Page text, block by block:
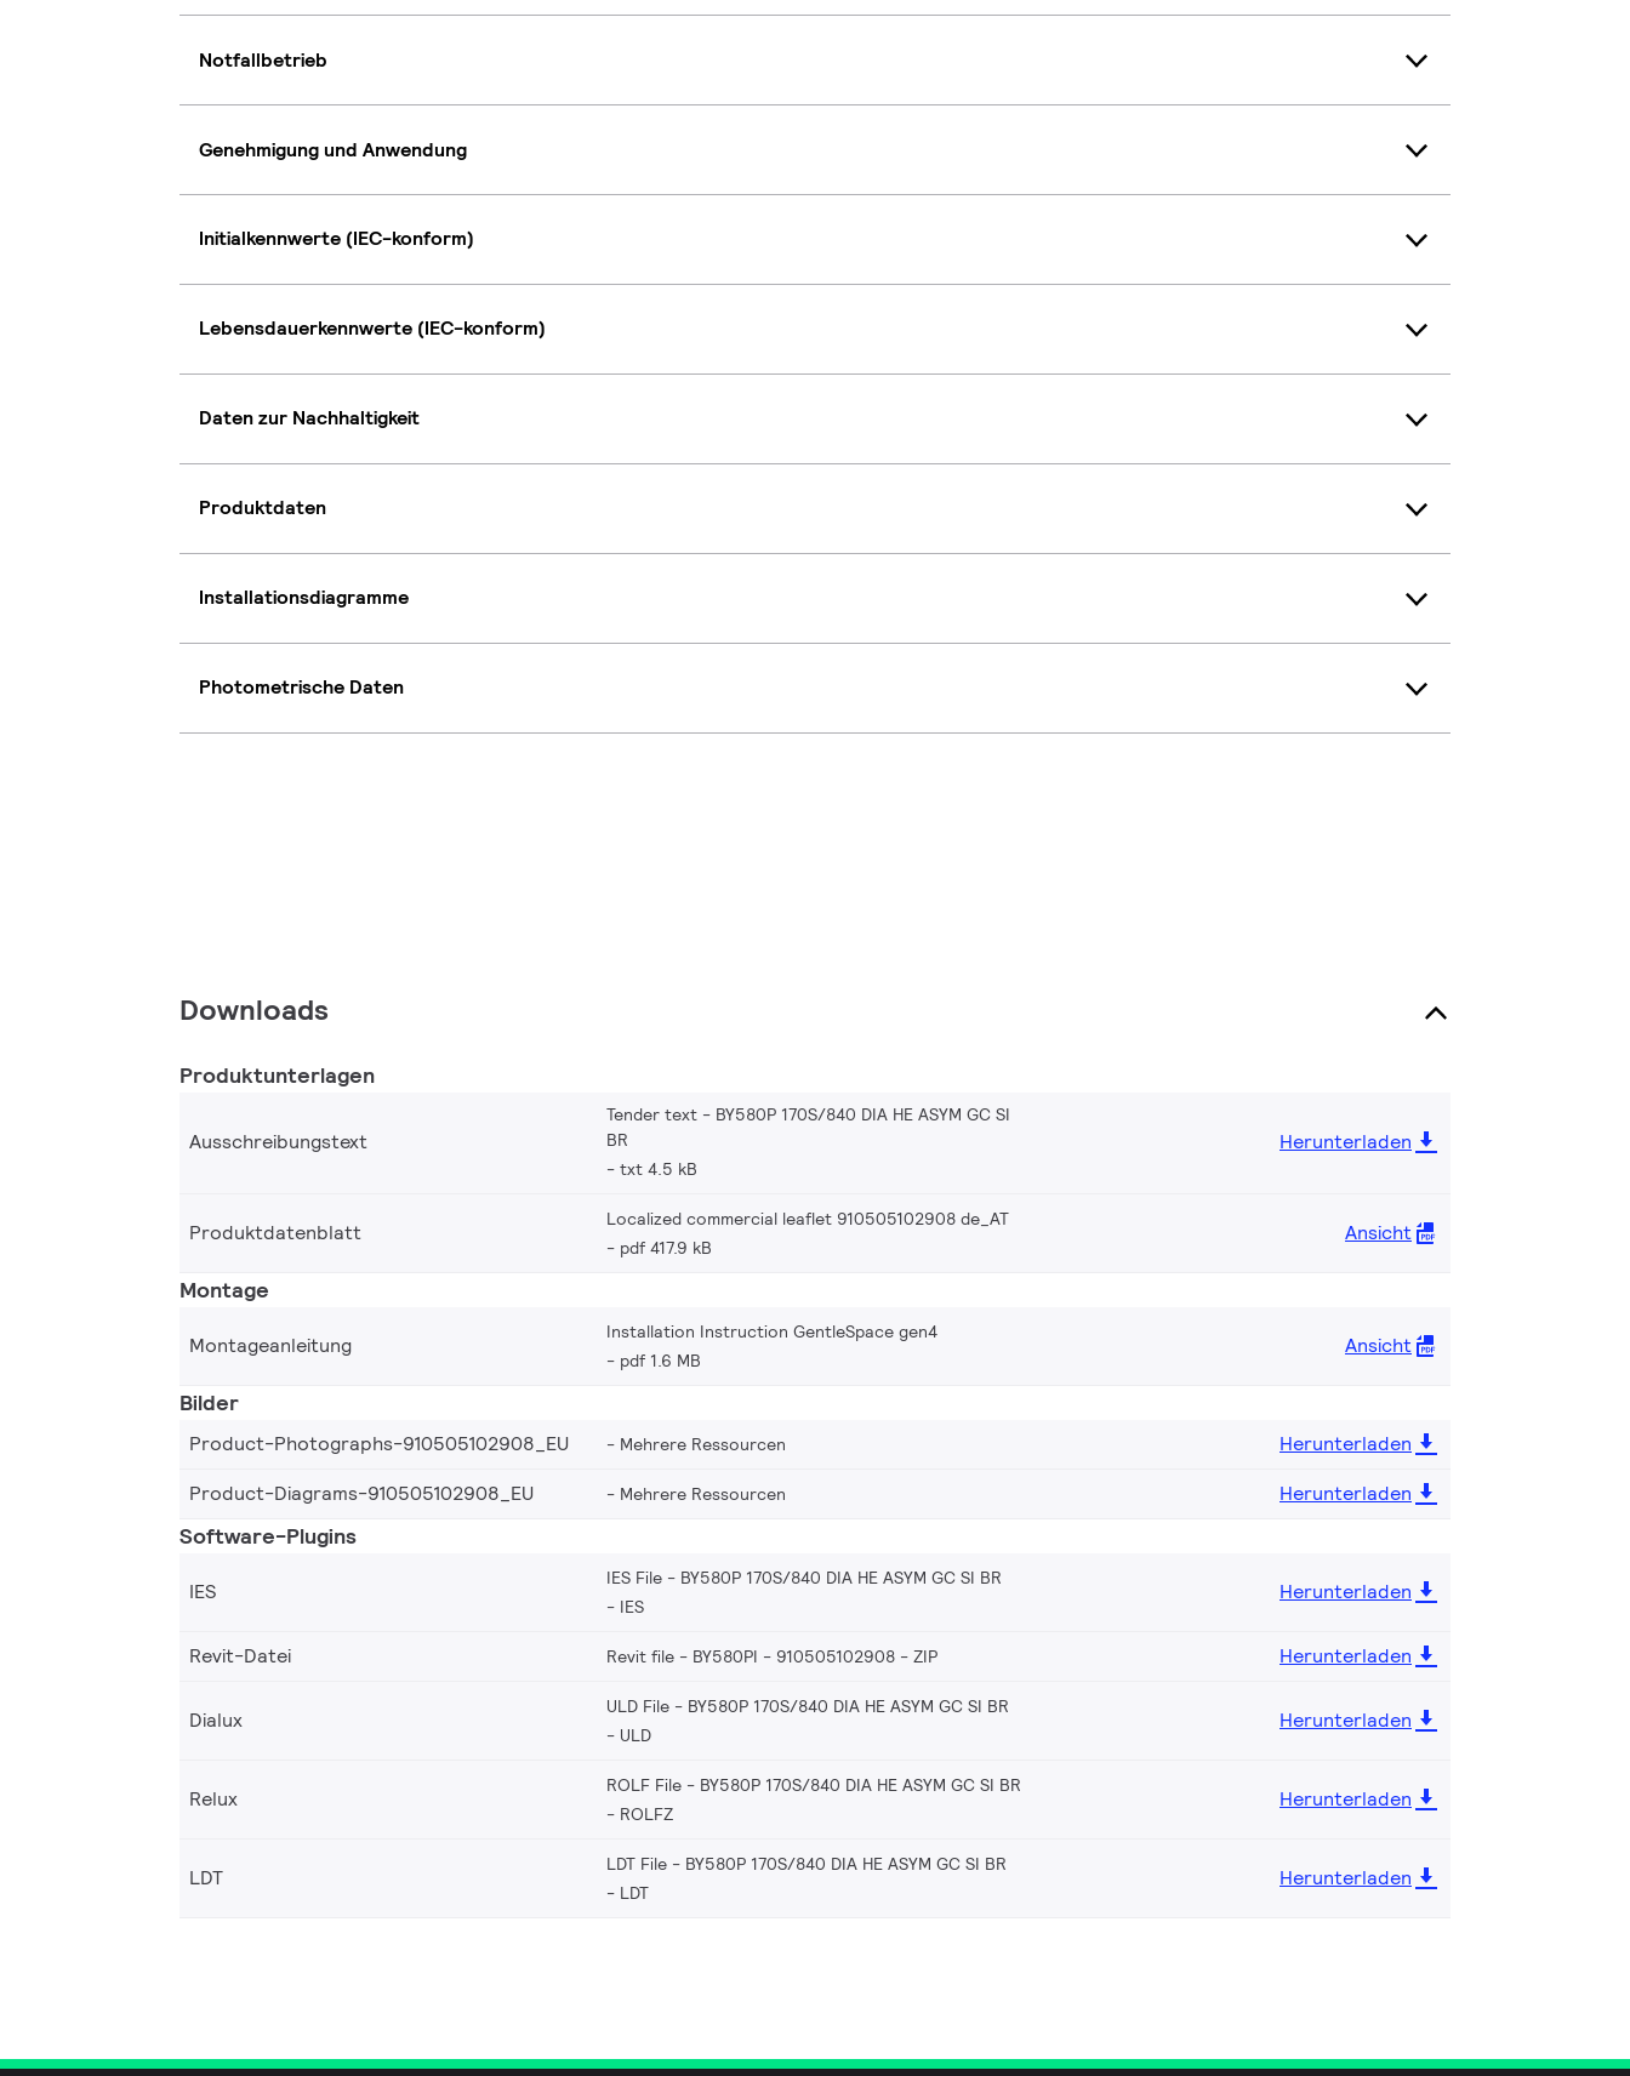
Notfallbetrieb
Genehmigung und Anwendung
Initialkennwerte (IEC-konform)
Lebensdauerkennwerte (IEC-konform)
Daten zur Nachhaltigkeit
Produktdaten
Installationsdiagramme
Photometrische Daten
Downloads
Produktunterlagen
Ausschreibungstext
Tender text - BY580P 170S/840 DIA HE ASYM GC SI
BR
txt 4.5 kB
Herunterladen
Produktdatenblatt
Localized commercial leaflet 910505102908 de_AT
pdf 417.9 kB
Ansicht
Montage
Montageanleitung
Installation Instruction GentleSpace gen4
pdf 1.6 MB
Ansicht
Bilder
Product-Photographs-910505102908_EU Mehrere Ressourcen
Herunterladen
Product-Diagrams-910505102908_EU
Mehrere Ressourcen Herunterladen
Software-Plugins
IES
IES File - BY580P 170S/840 DIA HE ASYM GC SI BR
IES
Herunterladen
Revit-Datei Revit file - BY580PI - 910505102908 ZIP Herunterladen
Dialux
ULD File - BY580P 170S/840 DIA HE ASYM GC SI BR
ULD
Herunterladen
Relux
ROLF File - BY580P 170S/840 DIA HE ASYM GC SI BR
ROLFZ
Herunterladen
LDT
LDT File - BY580P 170S/840 DIA HE ASYM GC SI BR
LDT
Herunterladen